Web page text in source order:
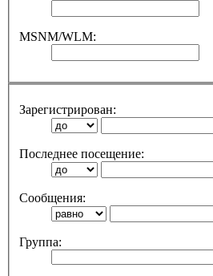
MSNM/WLM:
Зарегистрирован:
Последнее посещение:
Сообщения:
Группа: